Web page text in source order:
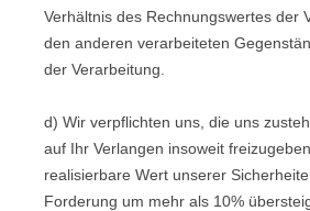
Verhältnis des Rechnungswertes der
den anderen verarbeiteten
der Verarbeitung.
d) Wir verpflichten uns, die uns
auf Ihr Verlangen insoweit
realisierbare Wert unserer
Forderung um mehr als 10%